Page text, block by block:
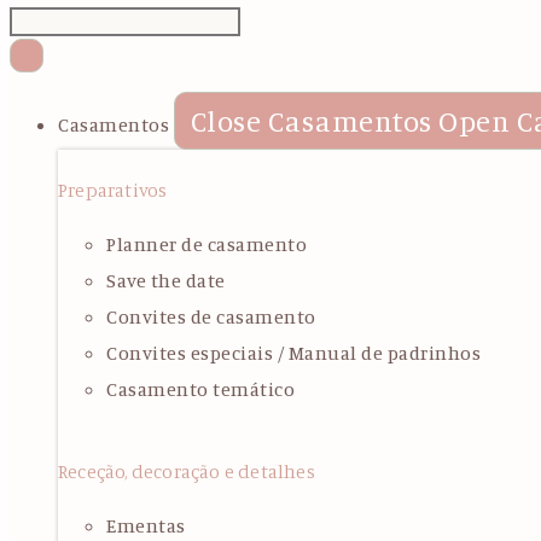
Casamentos Close Casamentos Open
Preparativos
Planner de casamento
Save the date
Convites de casamento
Convites especiais / Manual de padrinhos
Casamento temático
Receção, decoração e detalhes
Ementas